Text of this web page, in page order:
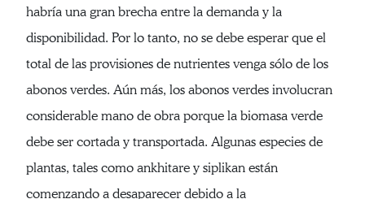
habría una gran brecha entre la demanda y la
disponibilidad. Por lo tanto, no se debe esperar que el
total de las provisiones de nutrientes venga sólo de los
abonos verdes. Aún más, los abonos verdes involucran
considerable mano de obra porque la biomasa verde
debe ser cortada y transportada. Algunas especies de
plantas, tales como ankhitare y siplikan están
comenzando a desaparecer debido a la